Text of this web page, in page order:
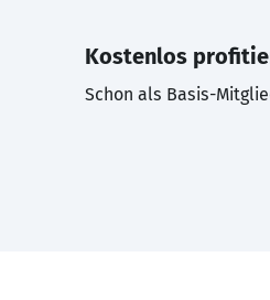
Kostenlos
Schon als Basis-